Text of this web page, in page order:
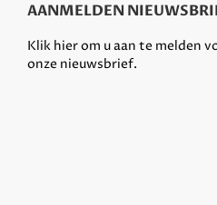
AANMELDEN
Klik hier om u aan te melden
onze nieuwsbrief.